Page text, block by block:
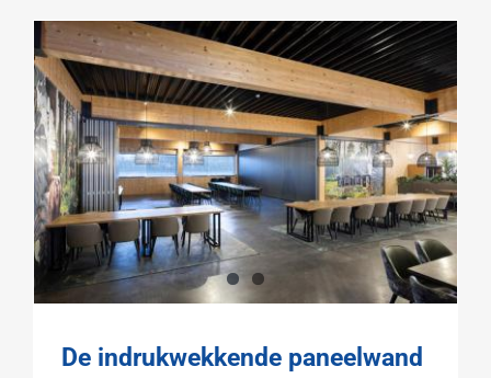
De indrukwekkende paneelwand